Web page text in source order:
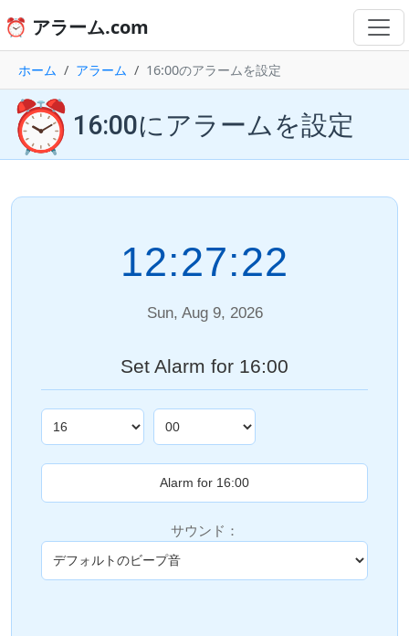
⏰ アラーム.com
ホーム アラーム 16:00のアラームを設定
⏰ 16:00にアラームを設定
12:27:22
Sun, Aug 9, 2026
Set Alarm for 16:00
サウンド：